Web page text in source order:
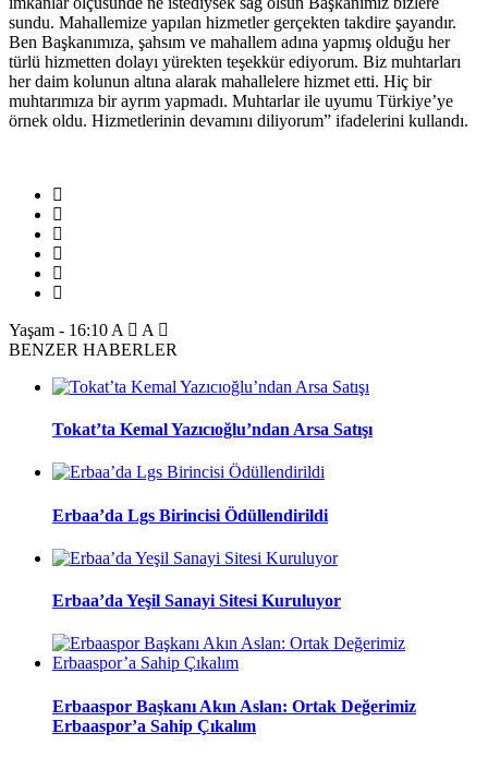
sundu. Mahallemize yapılan hizmetler gerçekten takdire şayandır.
Ben Başkanımıza, şahsım ve mahallem adına yapmış olduğu her
türlü hizmetten dolayı yürekten teşekkür ediyorum. Biz muhtarları
her daim kolunun altına alarak mahallelere hizmet etti. Hiç bir
muhtarımıza bir ayrım yapmadı. Muhtarlar ile uyumu Türkiye’ye
örnek oldu. Hizmetlerinin devamını diliyorum” ifadelerini kullandı.
Yaşam - 16:10 A
A
BENZER HABERLER
Tokat’ta Kemal Yazıcıoğlu’ndan Arsa Satışı
Erbaa’da Lgs Birincisi Ödüllendirildi
Erbaa’da Yeşil Sanayi Sitesi Kuruluyor
Erbaaspor Başkanı Akın Aslan: Ortak Değerimiz
Erbaaspor’a Sahip Çıkalım